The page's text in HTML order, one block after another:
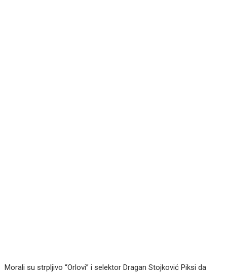
Morali su strpljivo “Orlovi” i selektor Dragan Stojković Piksi da